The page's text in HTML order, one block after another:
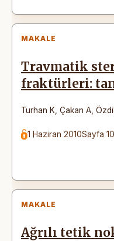
MAKALE
Travmatik
fraktürleri:
Turhan K Çakan A
1 Haziran 2010Sayfa
MAKALE
Ağrılı tetik